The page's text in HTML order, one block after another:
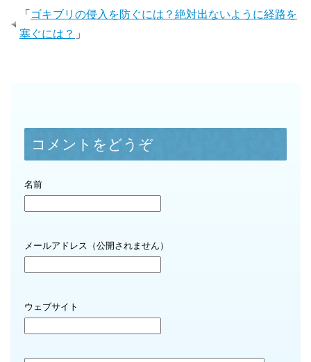
「 ゴキブリの侵入を防ぐには？絶対出ないように経路を
塞ぐには？ 」
コメントをどうぞ
名前
メールアドレス（公開されません）
ウェブサイト